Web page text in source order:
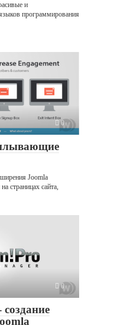
и
программирования
0
Joomla
страницах сайта,
0